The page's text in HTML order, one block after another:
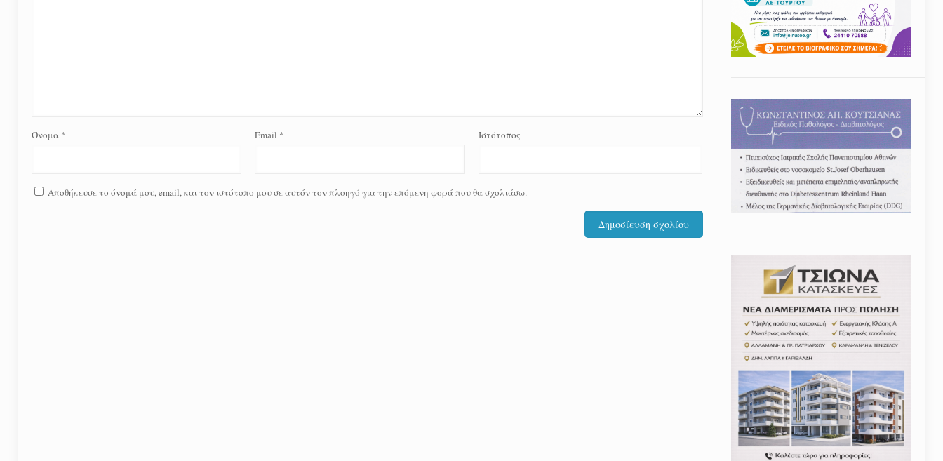
Όνομα * Email * Ιστότοπος
Αποθήκευσε το όνομά μου, email, και τον ιστότοπο μου σε αυτόν τον πλοηγό για την επόμενη φορά που θα σχολιάσω.